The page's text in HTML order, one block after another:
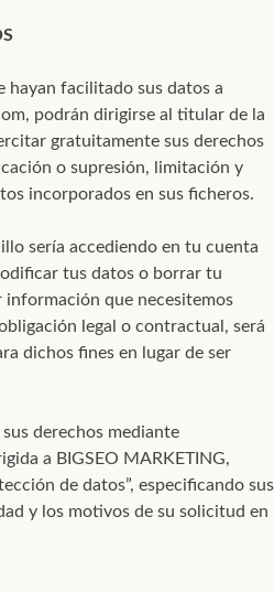
hayan facilitado sus datos a
podrán dirigirse al titular de la
gratuitamente sus derechos
o supresión, limitación y
incorporados en sus ficheros.
sería accediendo en tu cuenta
tus datos o borrar tu
que necesitemos
legal o contractual, será
dichos fines en lugar de ser
derechos mediante
a BIGSEO MARKETING,
de datos”, especificando sus
y los motivos de su solicitud en